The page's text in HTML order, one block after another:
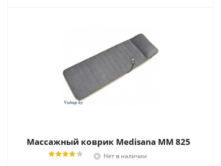
Массажный коврик Medisana MM 825
Нет в наличии